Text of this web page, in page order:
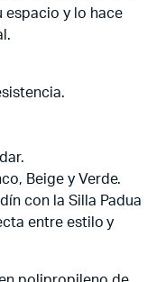
espacio y lo hace
Beige y Verde.
con la Silla Padua
entre estilo y